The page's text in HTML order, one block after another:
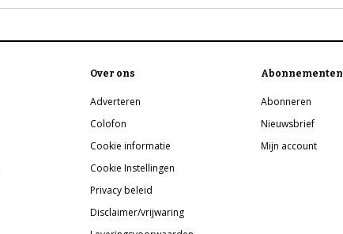
Over ons
Adverteren
Colofon
Cookie informatie
Cookie Instellingen
Privacy beleid
Disclaimer/vrijwaring
Abonnementen
Abonneren
Nieuwsbrief
Mijn account